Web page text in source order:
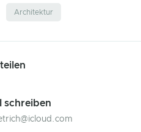
Architektur
schreiben